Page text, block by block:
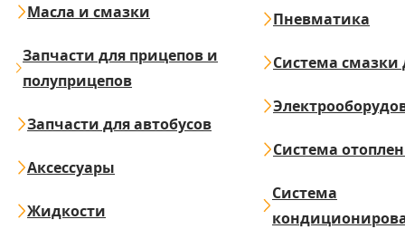
Масла и смазки
Запчасти для прицепов и
полуприцепов
Запчасти для автобусов
Аксессуары
Жидкости
Пневматика
Система смазки
Система
Система